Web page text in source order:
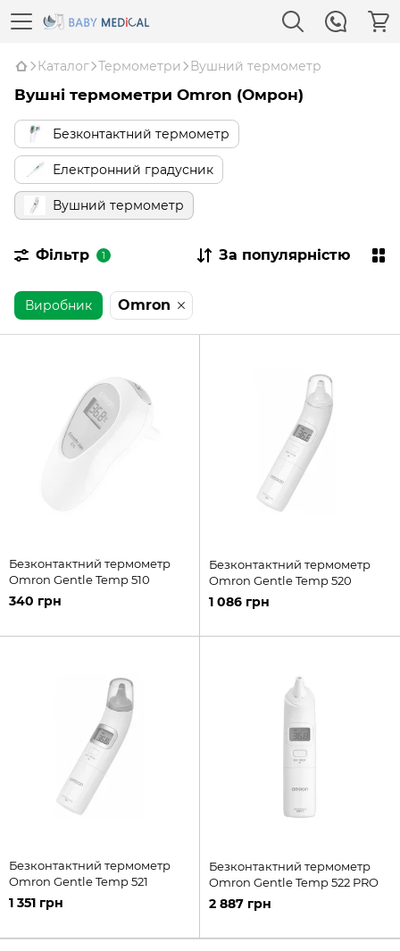
Каталог Термометри Вушний термометр
Вушні термометри Omron (Омрон)
Безконтактний термометр
Електронний градусник
Вушний термометр
Фільтр 1 За популярністю
Виробник Omron
Безконтактний термометр
Omron Gentle Temp 510
340 грн
Безконтактний термометр
Omron Gentle Temp 520
1 086 грн
Безконтактний термометр
Omron Gentle Temp 521
1 351 грн
Безконтактний термометр
Omron Gentle Temp 522 PRO
2 887 грн